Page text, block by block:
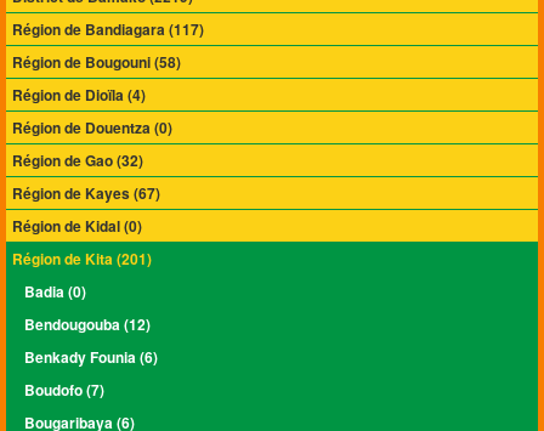
Région de Bandiagara (117)
Région de Bougouni (58)
Région de Dioïla (4)
Région de Douentza (0)
Région de Gao (32)
Région de Kayes (67)
Région de Kidal (0)
Région de Kita (201)
Badia (0)
Bendougouba (12)
Benkady Founia (6)
Boudofo (7)
Bougaribaya (6)